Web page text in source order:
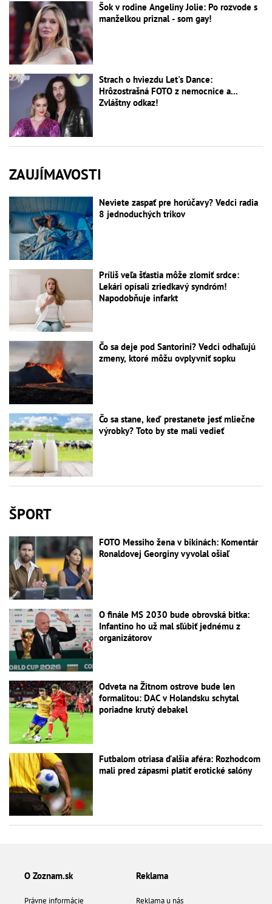
Šok v rodine Angeliny Jolie: Po rozvode s
manželkou priznal - som gay!
Strach o hviezdu Let's Dance:
Hrôzostrašná FOTO z nemocnice a...
Zvláštny odkaz!
ZAUJÍMAVOSTI
Neviete zaspať pre horúčavy? Vedci radia
8 jednoduchých trikov
Príliš veľa šťastia môže zlomiť srdce:
Lekári opísali zriedkavý syndróm!
Napodobňuje infarkt
Čo sa deje pod Santorini? Vedci odhaľujú
zmeny, ktoré môžu ovplyvniť sopku
Čo sa stane, keď prestanete jesť mliečne
výrobky? Toto by ste mali vedieť
ŠPORT
FOTO Messiho žena v bikinách: Komentár
Ronaldovej Georginy vyvolal ošiaľ
O finále MS 2030 bude obrovská bitka:
Infantino ho už mal sľúbiť jednému z
organizátorov
Odveta na Žitnom ostrove bude len
formalitou: DAC v Holandsku schytal
poriadne krutý debakel
Futbalom otriasa ďalšia aféra: Rozhodcom
mali pred zápasmi platiť erotické salóny
O Zoznam.sk
Právne informácie
Reklama
Reklama u nás